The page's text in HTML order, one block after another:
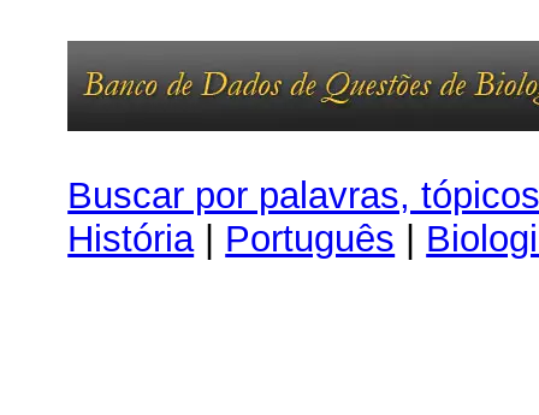
Buscar por palavras,
História| Português |